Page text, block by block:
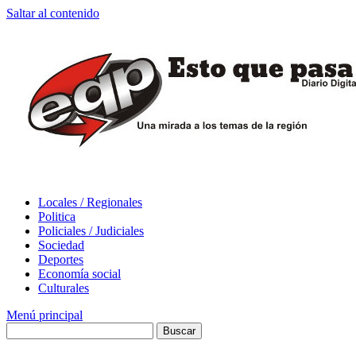
Saltar al contenido
Locales / Regionales
Politica
Policiales / Judiciales
Sociedad
Deportes
Economía social
Culturales
Menú principal